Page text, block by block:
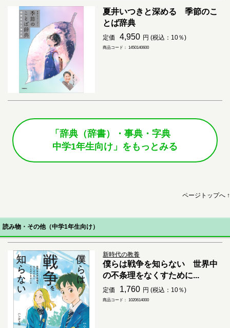
夏井いつきと深める 季節のこ
とば辞典
定価 4,950 円 (税込：10％)
商品コード： 1450140600
「辞典（辞書）・事典・字典
中学1年生向け」をもっとみる
ページトップへ ↑
読み物・その他（中学1年生向け）
新時代の教養
僕らは戦争を知らない 世界中
の不条理をなくすために...
定価 1,760 円 (税込：10％)
商品コード： 1020614000